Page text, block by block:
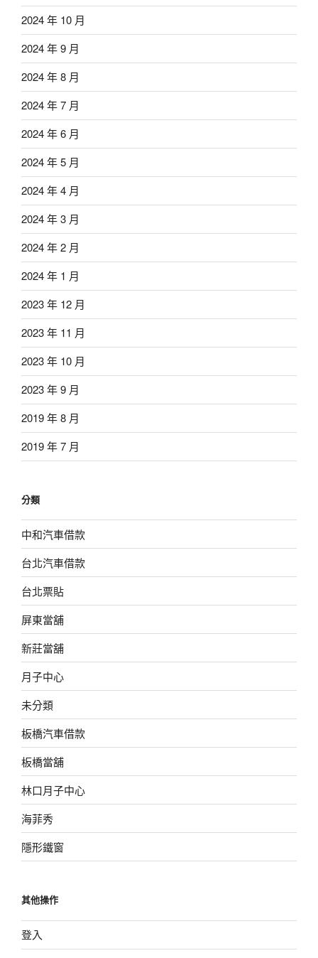
2024 年 10 月
2024 年 9 月
2024 年 8 月
2024 年 7 月
2024 年 6 月
2024 年 5 月
2024 年 4 月
2024 年 3 月
2024 年 2 月
2024 年 1 月
2023 年 12 月
2023 年 11 月
2023 年 10 月
2023 年 9 月
2019 年 8 月
2019 年 7 月
分類
中和汽車借款
台北汽車借款
台北票貼
屏東當舖
新莊當舖
月子中心
未分類
板橋汽車借款
板橋當舖
林口月子中心
海菲秀
隱形鐵窗
其他操作
登入